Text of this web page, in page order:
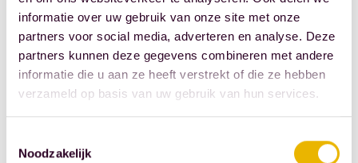
informatie over uw gebruik van onze site met onze
partners voor social media, adverteren en analyse. Deze
partners kunnen deze gegevens combineren met andere
informatie die u aan ze heeft verstrekt of die ze hebben
verzameld op basis van uw gebruik van hun services.
Noodzakelijk
zien kregen.
Bovendien was de
passeerafspraak door
de dochter gemaakt;
bij het voorgesprek
het testament, het